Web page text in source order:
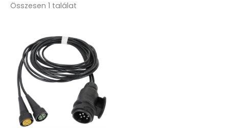
Összesen 1 találat